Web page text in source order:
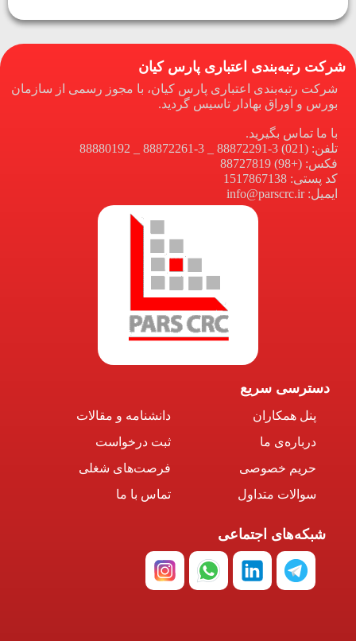
شرکت رتبه‌بندی اعتباری پارس کیان
شرکت رتبه‌بندی اعتباری پارس کیان، با مجوز رسمی از سازمان
بورس و اوراق بهادار تاسیس گردید.
با ما تماس بگیرید.
تلفن: (021) 3-88872291 _ 3-88872261 _ 88880192
فکس: (+98) 88727819
کد پستی: 1517867138
ایمیل: info@parscrc.ir
دسترسی سریع
پنل همکاران
درباره‌ی ما
حریم خصوصی
سوالات متداول
دانشنامه و مقالات
ثبت درخواست
فرصت‌های شغلی
تماس با ما
شبکه‌های اجتماعی